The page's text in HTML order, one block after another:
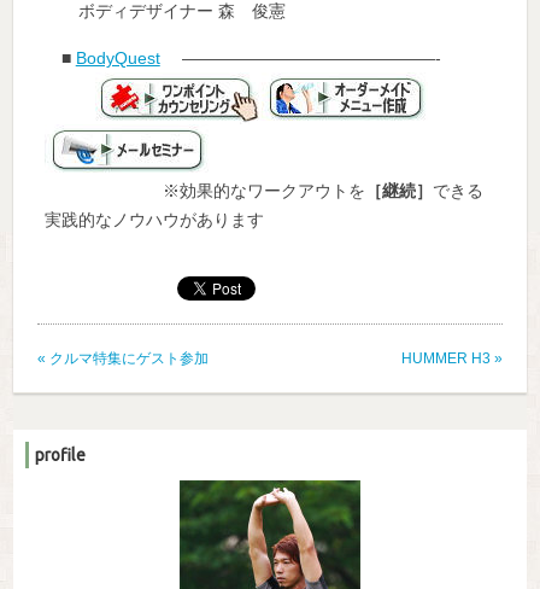
ボディデザイナー 森 俊憲
■ BodyQuest———————————————-
※効果的なワークアウトを ［継続］ できる
実践的なノウハウがあります
« クルマ特集にゲスト参加 HUMMER H3 »
profile